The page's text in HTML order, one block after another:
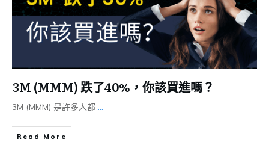
3M (MMM) 跌了40%，你該買進嗎？
3M (MMM) 是許多人都
​Read More